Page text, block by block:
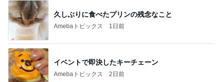
久しぶりに食べたプリンの残念なこと
Amebaトピックス 1日前
イベントで即決したキーチェーン
Amebaトピックス 2日前